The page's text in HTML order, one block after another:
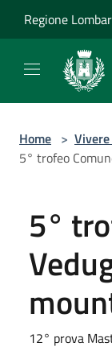
Regione
Home >
5° trofeo
5°
12° prova